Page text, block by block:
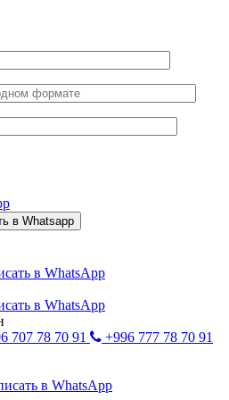
в Whatsapp
в WhatsApp
в WhatsApp
707 78 70 91
+996 777 78 70 91
в WhatsApp